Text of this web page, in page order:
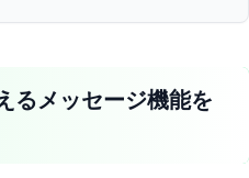
るメッセージ機能を